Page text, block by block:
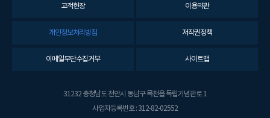
고객헌장 이용약관
개인정보처리방침 저작권정책
이메일무단수집거부 사이트맵
31232 충청남도 천안시 동남구 목천읍 독립기념관로 1
사업자등록번호 : 312-82-02552